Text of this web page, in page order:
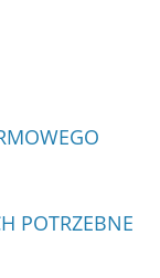
POTRZEBNE